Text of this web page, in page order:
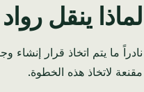
لماذا ينقل
نادراً ما يتم اتخاذ قرار إنشاء
مقنعة لاتخاذ هذه الخطوة.